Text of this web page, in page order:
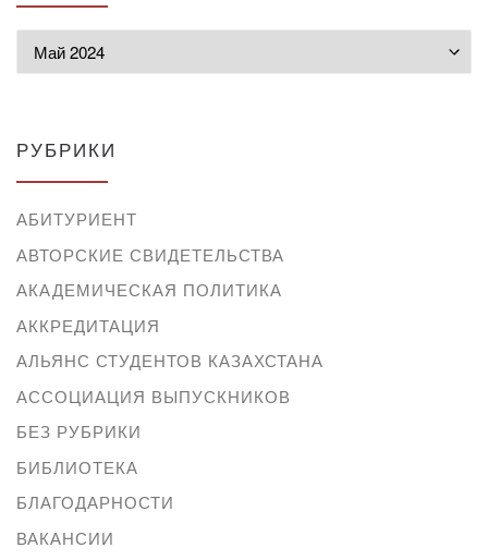
РУБРИКИ
АБИТУРИЕНТ
АВТОРСКИЕ СВИДЕТЕЛЬСТВА
АКАДЕМИЧЕСКАЯ ПОЛИТИКА
АККРЕДИТАЦИЯ
АЛЬЯНС СТУДЕНТОВ КАЗАХСТАНА
АССОЦИАЦИЯ ВЫПУСКНИКОВ
БЕЗ РУБРИКИ
БИБЛИОТЕКА
БЛАГОДАРНОСТИ
ВАКАНСИИ